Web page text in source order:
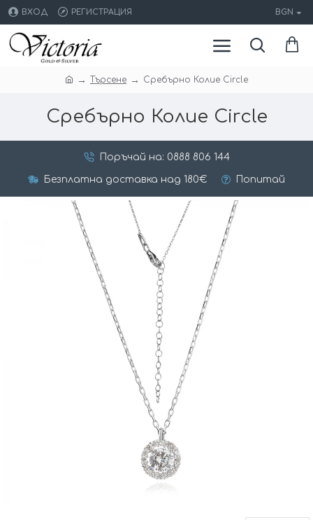
ВХОД РЕГИСТРАЦИЯ BGN
Търсене Сребърно Колие Circle
Сребърно Колие Circle
Поръчай на: 0888 806 144
Безплатна доставка над 180€ Попитай